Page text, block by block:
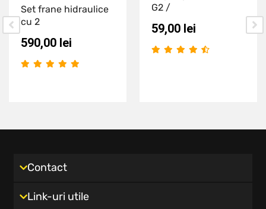
Set frane hidraulice
cu 2
590,00 lei
G2 /
59,00 lei
Contact
Link-uri utile